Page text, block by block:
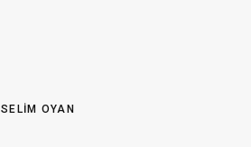
SELIM OYAN